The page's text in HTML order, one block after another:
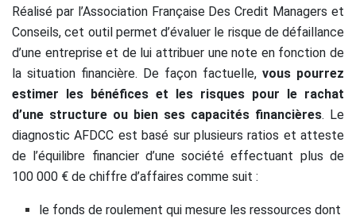
Réalisé par l’Association Française Des Credit Managers et
Conseils, cet outil permet d’évaluer le risque de défaillance
d’une entreprise et de lui attribuer une note en fonction de
la situation financière. De façon factuelle, vous pourrez
estimer les bénéfices et les risques pour le rachat
d’une structure ou bien ses capacités financières. Le
diagnostic AFDCC est basé sur plusieurs ratios et atteste
de l’équilibre financier d’une société effectuant plus de
100 000 € de chiffre d’affaires comme suit :
le fonds de roulement qui mesure les ressources dont